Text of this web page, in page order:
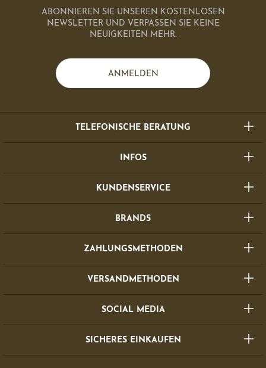
ABONNIEREN SIE UNSEREN KOSTENLOSEN
NEWSLETTER UND VERPASSEN SIE KEINE
NEUIGKEITEN MEHR.
ANMELDEN
TELEFONISCHE BERATUNG
INFOS
KUNDENSERVICE
BRANDS
ZAHLUNGSMETHODEN
VERSANDMETHODEN
SOCIAL MEDIA
SICHERES EINKAUFEN